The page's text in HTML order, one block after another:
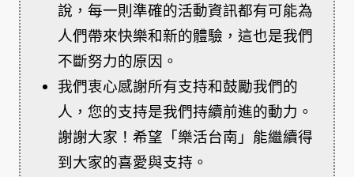
說，每一則準確的活動資訊都有可能為
人們帶來快樂和新的體驗，這也是我們
不斷努力的原因。
我們衷心感謝所有支持和鼓勵我們的
人，您的支持是我們持續前進的動力。
謝謝大家！希望「樂活台南」能繼續得
到大家的喜愛與支持。